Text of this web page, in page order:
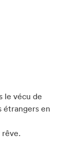
le vécu de
étrangers en
rêve.